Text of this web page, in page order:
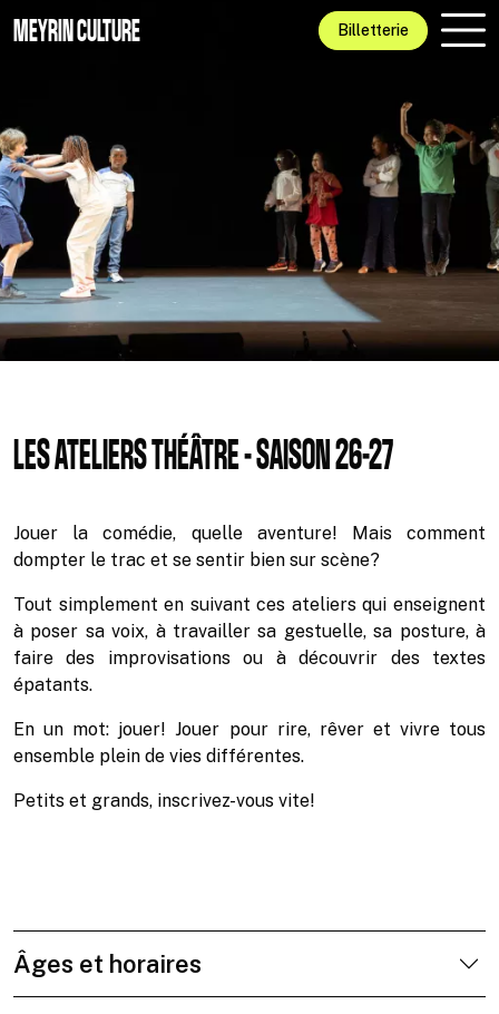
MEYRIN CULTURE Billetterie
LES ATELIERS THÉÂTRE - SAISON 26-27
Jouer la comédie, quelle aventure! Mais comment
dompter le trac et se sentir bien sur scène?
Tout simplement en suivant ces ateliers qui enseignent
à poser sa voix, à travailler sa gestuelle, sa posture, à
faire des improvisations ou à découvrir des textes
épatants.
En un mot: jouer! Jouer pour rire, rêver et vivre tous
ensemble plein de vies différentes.
Petits et grands, inscrivez-vous vite!
Âges et horaires